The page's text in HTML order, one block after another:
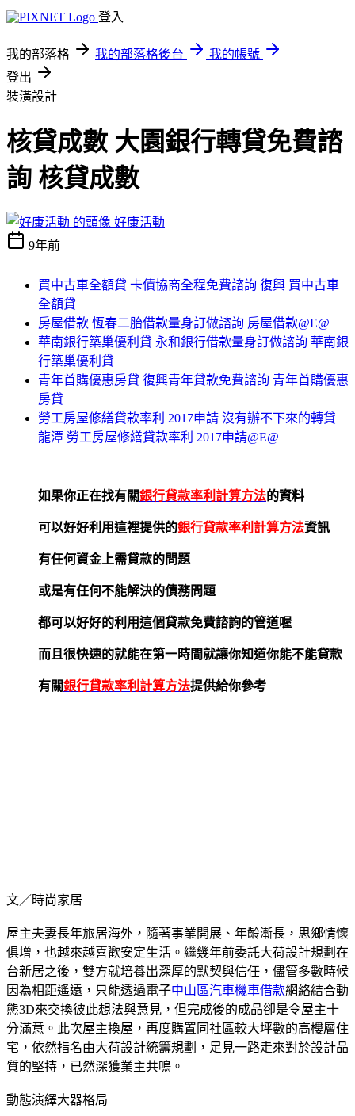
登入
我的部落格 我的部落格後台
我的帳號
登出
裝潢設計
核貸成數 大園銀行轉貸免費諮
詢 核貸成數
好康活動
9年前
買中古車全額貸 卡債協商全程免費諮詢 復興 買中古車
全額貸
房屋借款 恆春二胎借款量身訂做諮詢 房屋借款@E@
華南銀行築巢優利貸 永和銀行借款量身訂做諮詢 華南銀
行築巢優利貸
青年首購優惠房貸 復興青年貸款免費諮詢 青年首購優惠
房貸
勞工房屋修繕貸款率利 2017申請 沒有辦不下來的轉貸
龍潭 勞工房屋修繕貸款率利 2017申請@E@
如果你正在找有關銀行貸款率利計算方法的資料
可以好好利用這裡提供的銀行貸款率利計算方法資訊
有任何資金上需貸款的問題
或是有任何不能解決的債務問題
都可以好好的利用這個貸款免費諮詢的管道喔
而且很快速的就能在第一時間就讓你知道你能不能貸款
有關銀行貸款率利計算方法提供給你參考
文／時尚家居
屋主夫妻長年旅居海外，隨著事業開展、年齡漸長，思鄉情懷
俱增，也越來越喜歡安定生活。繼幾年前委託大荷設計規劃在
台新居之後，雙方就培養出深厚的默契與信任，儘管多數時候
因為相距遙遠，只能透過電子中山區汽車機車借款網絡結合動
態3D來交換彼此想法與意見，但完成後的成品卻是令屋主十
分滿意。此次屋主換屋，再度購置同社區較大坪數的高樓層住
宅，依然指名由大荷設計統籌規劃，足見一路走來對於設計品
質的堅持，已然深獲業主共鳴。
動態演繹大器格局